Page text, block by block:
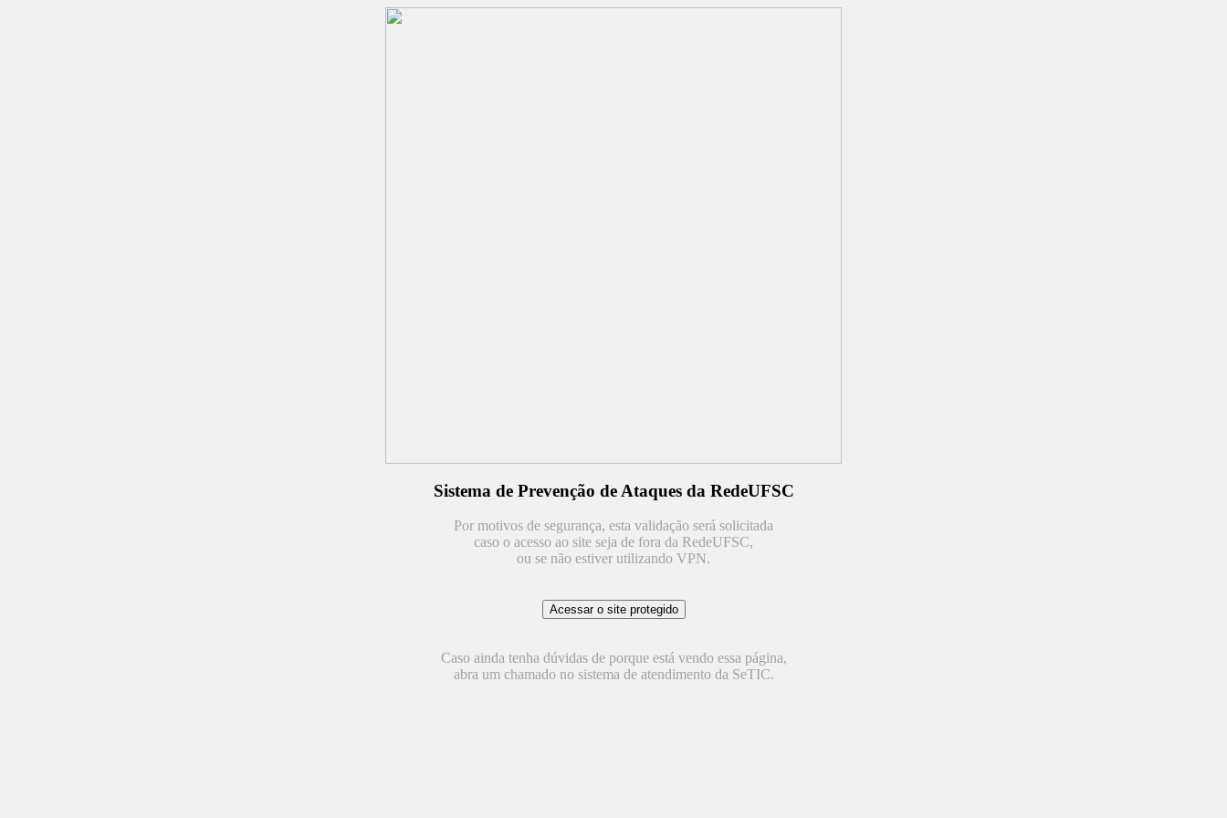
Sistema de Prevenção de Ataques da RedeUFSC
Por motivos de segurança, esta validação será solicitada
caso o acesso ao site seja de fora da RedeUFSC,
ou se não estiver utilizando VPN.
Caso ainda tenha dúvidas de porque está vendo essa página,
abra um chamado no sistema de atendimento da SeTIC.